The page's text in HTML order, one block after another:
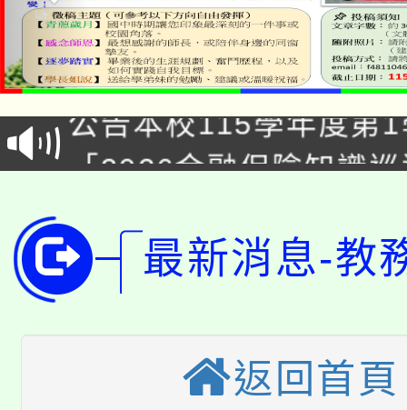
淨零綠領人才培育課程
公告本校115學年度第
代理(課)教師甄選結果
「2026金融保險知識
生本土語及新住民語歌
公告本校115學年度第
代理(課)教師甄選結果(
公告本校115學年度第
代理(課)教師甄選結果(
轉知中國文化大學推廣
《TA101》溝通分析基
轉知苗栗縣政府辦理
最新消息-教
返回首頁